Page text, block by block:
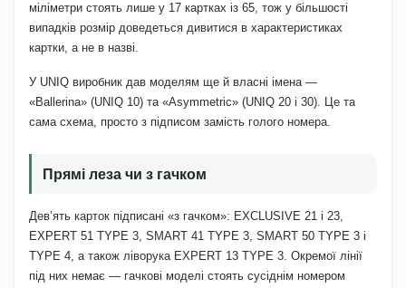
міліметри стоять лише у 17 картках із 65, тож у більшості
випадків розмір доведеться дивитися в характеристиках
картки, а не в назві.
У UNIQ виробник дав моделям ще й власні імена —
«Ballerina» (UNIQ 10) та «Asymmetric» (UNIQ 20 і 30). Це та
сама схема, просто з підписом замість голого номера.
Прямі леза чи з гачком
Дев’ять карток підписані «з гачком»: EXCLUSIVE 21 і 23,
EXPERT 51 TYPE 3, SMART 41 TYPE 3, SMART 50 TYPE 3 і
TYPE 4, а також ліворука EXPERT 13 TYPE 3. Окремої лінії
під них немає — гачкові моделі стоять сусіднім номером